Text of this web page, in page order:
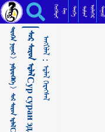
ᠰᠤᠷ ᠰᠣᠷᠣᠨ ᠡᠳ᠋ᠯᠡᠯСур суран эдлэл ᠡᠳ᠋ᠯᠡᠯ ᠬᠡᠷᠡᠭᠰᠡᠯ ᠬᠡᠦᠬᠡᠯᠳᠡᠢ ᠺᠢᠨᠣ᠋ ᠲᠡᠦᠬᠡ ᠳᠣᠮᠣᠭ ᠥᠯᠢᠭᠡᠷ ᠳᠠᠭᠤᠤ
ᠲᠡᠷᠢᠭᠦᠨ ᠨᠢᠭᠤᠷ >
ᠨᠡᠪᠲᠡᠷᠡᠭᠦᠯᠭᠡ > ᠰᠤᠷ ᠰᠣᠷᠣᠨ ᠡᠳ᠋ᠯᠡᠯСур суран эдлэл ᠠᠩᠭᠢᠯᠠᠯ：
ᠡᠳ᠋ᠯᠡᠯ ᠬᠡᠷᠡᠭᠰᠡᠯ